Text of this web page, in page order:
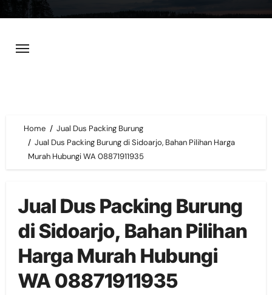
content
Home
Jual Dus Packing Burung
Jual Dus Packing Burung di Sidoarjo, Bahan Pilihan Harga
Murah Hubungi WA 08871911935
Jual Dus Packing Burung
di Sidoarjo, Bahan Pilihan
Harga Murah Hubungi
WA 08871911935